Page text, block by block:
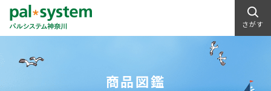
さがす
商品図鑑